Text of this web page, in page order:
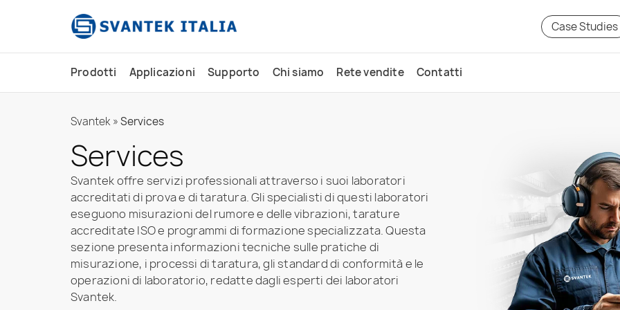
Case Studies
Prodotti Applicazioni Supporto Chi siamo Rete vendite Contatti
Svantek»Services
Services
Svantek offre servizi professionali attraverso i suoi laboratori
accreditati di prova e di taratura. Gli specialisti di questi laboratori
eseguono misurazioni del rumore e delle vibrazioni, tarature
accreditate ISO e programmi di formazione specializzata. Questa
sezione presenta informazioni tecniche sulle pratiche di
misurazione, i processi di taratura, gli standard di conformità e le
operazioni di laboratorio, redatte dagli esperti dei laboratori
Svantek.